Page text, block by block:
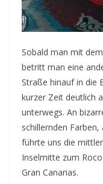
Sobald man mit
betritt man eine
Straße hinauf in die
kurzer Zeit deutlich
unterwegs. An
schillernden
führte uns die
Inselmitte zum
Gran Canarias.